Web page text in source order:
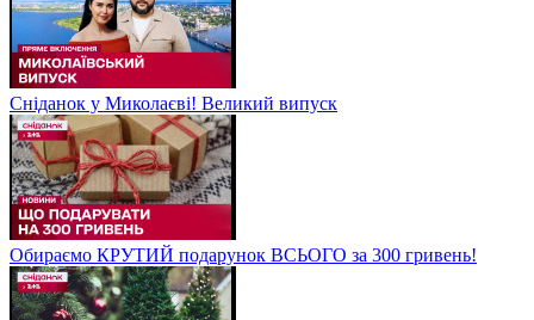
Сніданок у Миколаєві! Великий випуск
Обираємо КРУТИЙ подарунок ВСЬОГО за 300 гривень!